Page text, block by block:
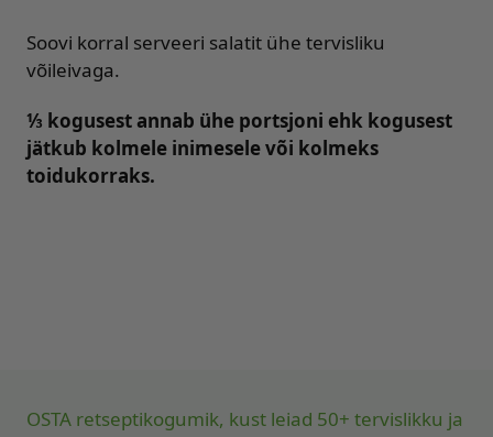
Soovi korral serveeri salatit ühe tervisliku
võileivaga.
⅓ kogusest annab ühe portsjoni ehk kogusest
jätkub kolmele inimesele või kolmeks
toidukorraks.
OSTA retseptikogumik, kust leiad 50+ tervislikku ja